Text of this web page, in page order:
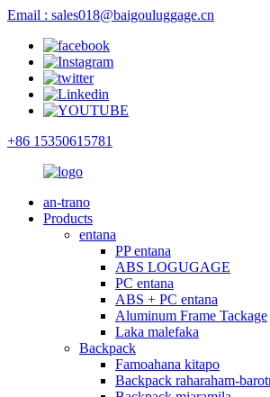
Email : sales018@baigouluggage.cn
+86 15350615781
an-trano
Products
entana
PP entana
ABS LOGUGAGE
PC entana
ABS + PC entana
Aluminum Frame Tackage
Laka malefaka
Backpack
Famoahana kitapo
Backpack raharaham-